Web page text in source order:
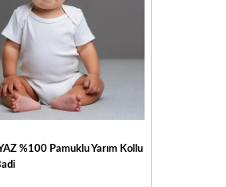
%100 Pamuklu Yarım Kollu